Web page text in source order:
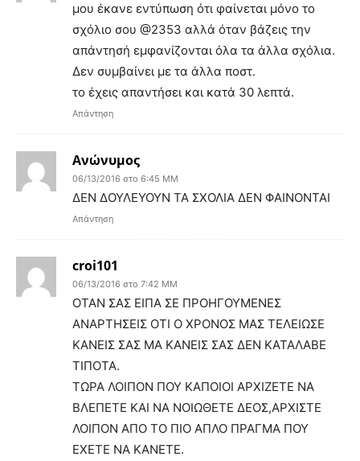
μου έκανε εντύπωση ότι φαίνεται μόνο το
σχόλιο σου @2353 αλλά όταν βάζεις την
απάντησή εμφανίζονται όλα τα άλλα σχόλια.
Δεν συμβαίνει με τα άλλα ποστ.
το έχεις απαντήσει και κατά 30 λεπτά.
Απάντηση
Ανώνυμος
06/13/2016 στο 6:45 ΜΜ
ΔΕΝ ΔΟΥΛΕΥΟΥΝ ΤΑ ΣΧΟΛΙΑ ΔΕΝ ΦΑΙΝΟΝΤΑΙ
Απάντηση
croi101
06/13/2016 στο 7:42 ΜΜ
ΟΤΑΝ ΣΑΣ ΕΙΠΑ ΣΕ ΠΡΟΗΓΟΥΜΕΝΕΣ
ΑΝΑΡΤΗΣΕΙΣ ΟΤΙ Ο ΧΡΟΝΟΣ ΜΑΣ ΤΕΛΕΙΩΣΕ
ΚΑΝΕΙΣ ΣΑΣ ΜΑ ΚΑΝΕΙΣ ΣΑΣ ΔΕΝ ΚΑΤΑΛΑΒΕ
ΤΙΠΟΤΑ.
ΤΩΡΑ ΛΟΙΠΟΝ ΠΟΥ ΚΑΠΟΙΟΙ ΑΡΧΙΖΕΤΕ ΝΑ
ΒΛΕΠΕΤΕ ΚΑΙ ΝΑ ΝΟΙΩΘΕΤΕ ΔΕΟΣ,ΑΡΧΙΣΤΕ
ΛΟΙΠΟΝ ΑΠΟ ΤΟ ΠΙΟ ΑΠΛΟ ΠΡΑΓΜΑ ΠΟΥ
ΕΧΕΤΕ ΝΑ ΚΑΝΕΤΕ.